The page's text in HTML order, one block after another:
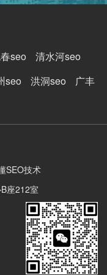
seo
清水河seo
seo 洪洞seo
广丰
SEO技术
座212室